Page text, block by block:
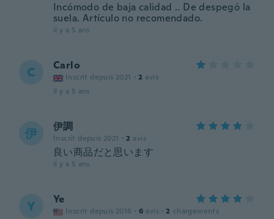
Incómodo de baja calidad .. De despegó la
suela. Artículo no recomendado.
il y a 5 ans
C Carlo
Inscrit depuis 2021 · 2 avis
il y a 5 ans
伊 伊調
Inscrit depuis 2021 · 2 avis
良い商品だと思います
il y a 5 ans
Y Ye
Inscrit depuis 2016 · 6 avis · 2 chargements